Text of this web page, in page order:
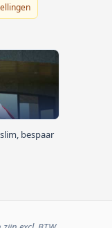
bespaar